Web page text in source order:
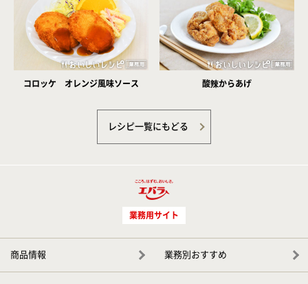
コロッケ オレンジ風味ソース 酸辣からあげ
レシピ一覧にもどる
業務用サイト
商品情報 業務別おすすめ